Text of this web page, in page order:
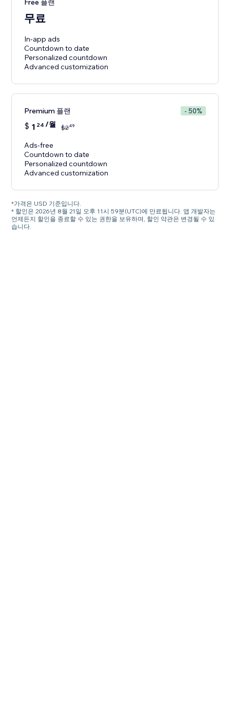
Free 플랜
무료
In-app ads
Countdown to date
Personalized countdown
Premium 플랜 - 50%
$ 1 24 /월 $249
Ads-free
Countdown to date
Personalized countdown
Advanced customization
*가격은 USD 기준입니다.
* 할인은 2026년 8월 21일 오후 11시 59분(UTC)에 만료됩니다. 앱 개발자는
언제든지 할인을 종료할 수 있는 권한을 보유하며, 할인 약관은 변경될 수 있
습니다.